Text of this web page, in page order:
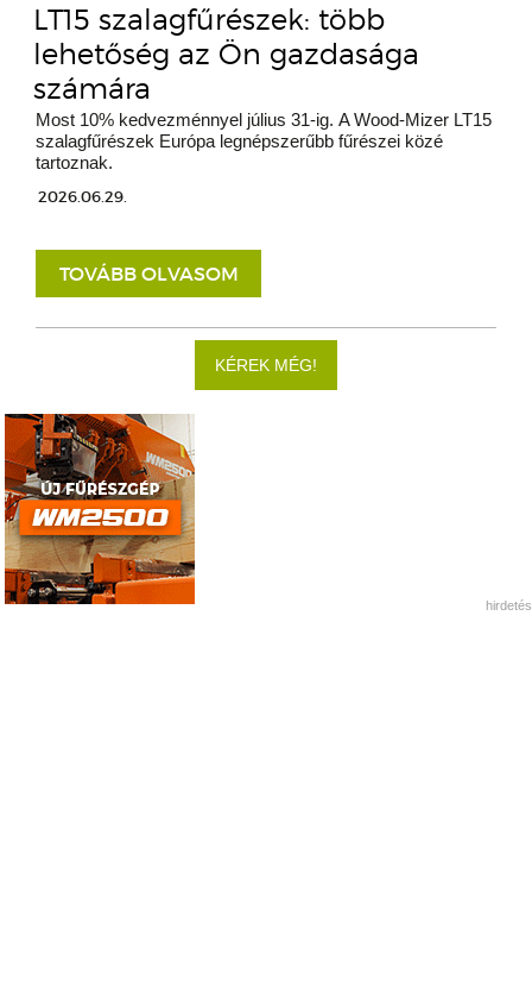
LT15 szalagfűrészek: több
lehetőség az Ön gazdasága
számára
Most 10% kedvezménnyel július 31-ig. A Wood-Mizer LT15
szalagfűrészek Európa legnépszerűbb fűrészei közé
tartoznak.
2026.06.29.
TOVÁBB OLVASOM
KÉREK MÉG!
hirdetés